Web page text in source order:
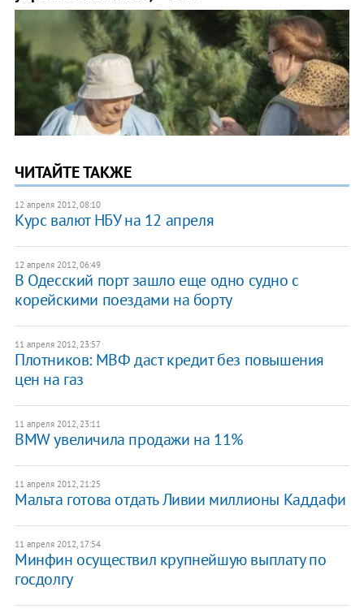
ЧИТАЙТЕ ТАКЖЕ
12 апреля 2012, 08:10
Курс валют НБУ на 12 апреля
12 апреля 2012, 06:49
В Одесский порт зашло еще одно судно с
корейскими поездами на борту
11 апреля 2012, 23:57
Плотников: МВФ даст кредит без повышения
цен на газ
11 апреля 2012, 23:11
BMW увеличила продажи на 11%
11 апреля 2012, 21:25
Мальта готова отдать Ливии миллионы Каддафи
11 апреля 2012, 17:54
Минфин осуществил крупнейшую выплату по
госдолгу